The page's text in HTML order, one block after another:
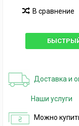
В сравнение
Доставка и
Наши услуги
Можно